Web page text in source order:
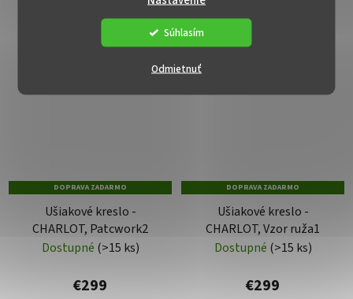
Odmietnuť
Súhlasím
DOPRAVA ZADARMO
Ušiakové kreslo -
CHARLOT, Patcwork2
Dostupné (>15 ks)
€299
DOPRAVA ZADARMO
Ušiakové kreslo -
CHARLOT, Vzor ruža1
Dostupné (>15 ks)
€299